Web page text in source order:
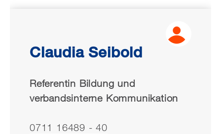
Claudia Seibold
Referentin Bildung und
verbandsinterne Kommunikation
0711 16489 - 40